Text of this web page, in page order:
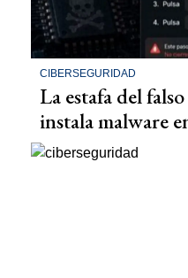
CIBERSEGURIDAD
La estafa del
instala malware